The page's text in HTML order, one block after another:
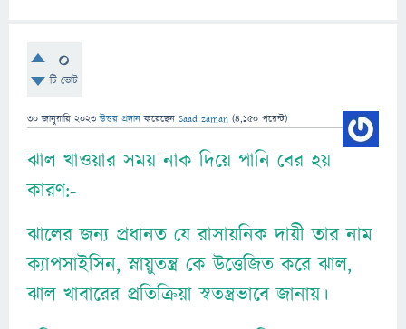
0
টি ভোট
30 জানুয়ারি 2023 উত্তর প্রদান করেছেন Saad zaman (4,150 পয়েন্ট)
ঝাল খাওয়ার সময় নাক দিয়ে পানি বের হয়
কারণ:-
ঝালের জন্য প্রধানত যে রাসায়নিক দায়ী তার নাম
ক্যাপসাইসিন, স্নায়ুতন্ত্র কে উত্তেজিত করে ঝাল,
ঝাল খাবারের প্রতিক্রিয়া স্বতন্ত্রভাবে জানায়।